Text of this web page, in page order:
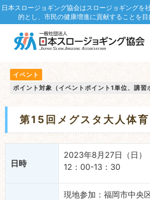
日本スロージョギング協会はスロージョギングを
的とし、市民の健康増進に貢献することを目
イベント
ポイント対象（イベントポイント1単位、講習
第15回メグスタ大人体育
日時
2023年8月27日（日）
12：00-13：30
現地参加：福岡市中央